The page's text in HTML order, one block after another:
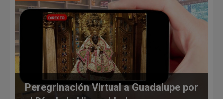
Peregrinación Virtual a Guadalupe por